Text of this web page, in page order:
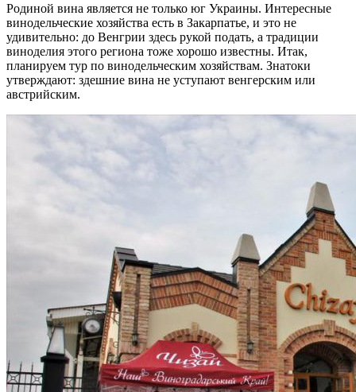
Родиной вина является не только юг Украины. Интересные
винодельческие хозяйства есть в Закарпатье, и это не
удивительно: до Венгрии здесь рукой подать, а традиции
виноделия этого региона тоже хорошо известны. Итак,
планируем тур по винодельческим хозяйствам. Знатоки
утверждают: здешние вина не уступают венгерским или
австрийским.